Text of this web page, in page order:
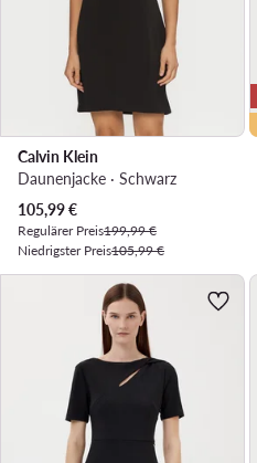
Calvin Klein
Daunenjacke · Schwarz
Aktueller Preis
105,99€
Regulärer Preis199,99 €
Niedrigster Preis105,99 €